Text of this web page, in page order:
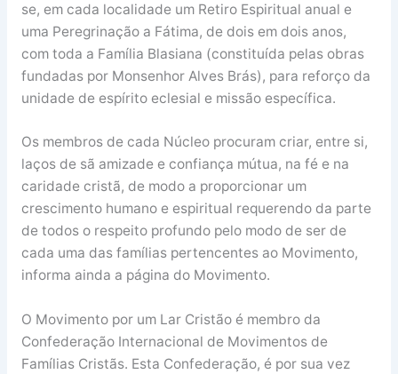
se, em cada localidade um Retiro Espiritual anual e
uma Peregrinação a Fátima, de dois em dois anos,
com toda a Família Blasiana (constituída pelas obras
fundadas por Monsenhor Alves Brás), para reforço da
unidade de espírito eclesial e missão específica.
Os membros de cada Núcleo procuram criar, entre si,
laços de sã amizade e confiança mútua, na fé e na
caridade cristã, de modo a proporcionar um
crescimento humano e espiritual requerendo da parte
de todos o respeito profundo pelo modo de ser de
cada uma das famílias pertencentes ao Movimento,
informa ainda a página do Movimento.
O Movimento por um Lar Cristão é membro da
Confederação Internacional de Movimentos de
Famílias Cristãs. Esta Confederação, é por sua vez